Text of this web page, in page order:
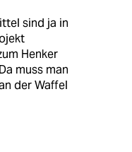
sind ja in
Henker
muss man
der Waffel